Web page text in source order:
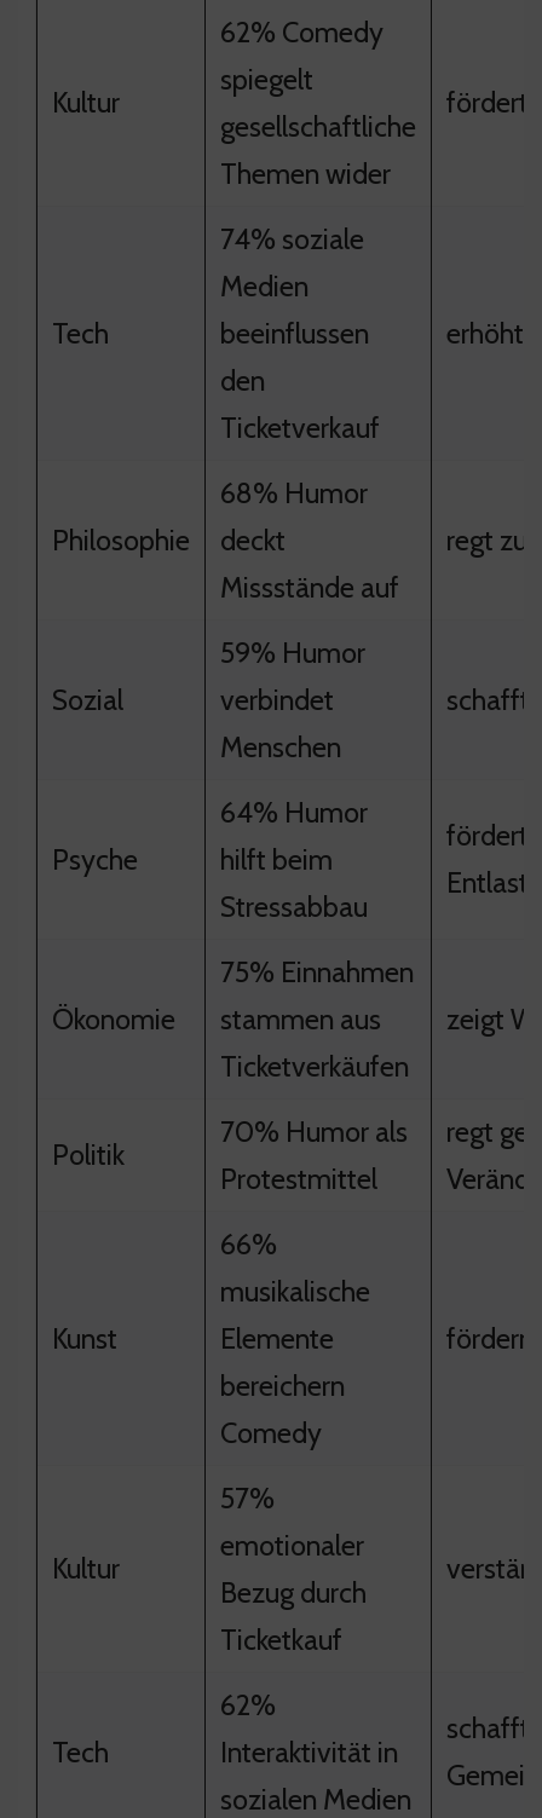
Kultur
62% Comedy
spiegelt
gesellschaftliche
Themen wider
fördert
Tech
74% soziale
Medien
beeinflussen
den
Ticketverkauf
erhöht
Philosophie
68% Humor
deckt
Missstände auf
regt
Sozial
59% Humor
verbindet
Menschen
schafft
Psyche
64% Humor
hilft beim
Stressabbau
fördert
Ökonomie
75% Einnahmen
stammen aus
Ticketverkäufen
zeigt
Politik
70% Humor als
Protestmittel
regt
Kunst
66%
musikalische
Elemente
bereichern
Comedy
fördern
Kultur
57%
emotionaler
Bezug durch
Ticketkauf
Tech
62%
Interaktivität in
sozialen Medien
schafft